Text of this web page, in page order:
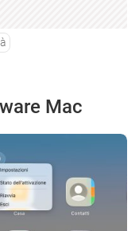
Mac